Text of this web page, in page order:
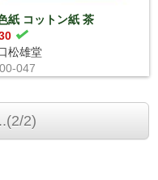
紙 コットン紙 茶
松雄堂
047
2)